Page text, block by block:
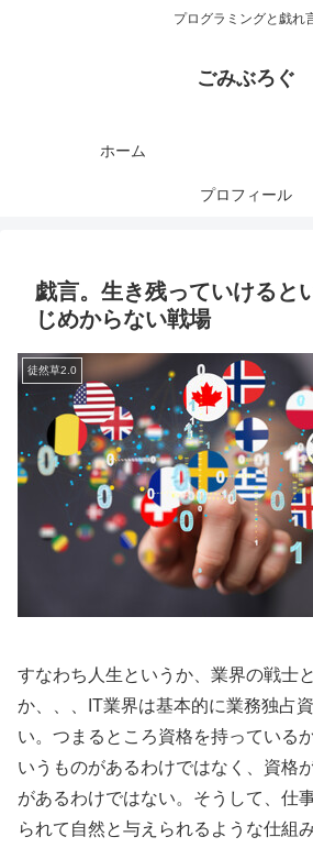
プログラミングと戯れ
ごみぶろぐ
ホーム
プロフィール
戯言。生き残っていけると
じめからない戦場
徒然草2.0
すなわち人生というか、業界の戦士
か、、、IT業界は基本的に業務独占
い。つまるところ資格を持っている
いうものがあるわけではなく、資格
があるわけではない。そうして、仕
られて自然と与えられるような仕組